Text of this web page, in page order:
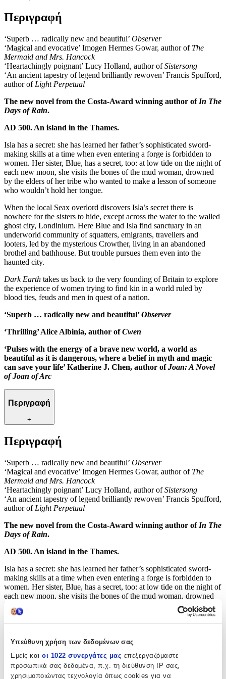
Υπεύθυνη χρήση των δεδομένων σας
Εμείς και οι 1022 συνεργάτες μας επεξεργαζόμαστε
προσωπικά σας δεδομένα, π.χ. τη διεύθυνση IP σας,
χρησιμοποιώντας τεχνολογία όπως cookies για να
Περιγραφή
‘Superb … radically new and beautiful’ Observer
‘Magical and evocative’ Imogen Hermes Gowar, author of The
Mermaid and Mrs. Hancock
‘Heartachingly poignant’ Lucy Holland, author ofSistersong
‘An ancient tapestry of legend brilliantly rewoven’ Francis Spufford,
author of Light Perpetual
The new novel from the Costa-Award winning author of In The
Days of Rain.
AD 500. An island in the Thames.
Isla has a secret: she has learned her father’s sophisticated sword-
making skills at a time when even entering a forge is forbidden to
women. Her sister, Blue, has a secret, too: at low tide on the night of
each new moon, she visits the bones of the mud woman, drowned
by the elders of her tribe who wanted to make a lesson of someone
who wouldn’t hold her tongue.
When the local Seax overlord discovers Isla’s secret there is
nowhere for the sisters to hide, except across the water to the walled
ghost city, Londinium. Here Blue and Isla find sanctuary in an
underworld community of squatters, emigrants, travellers and
looters, led by the mysterious Crowther, living in an abandoned
brothel and bathhouse. But trouble pursues them even into the
haunted city.
Dark Earth takes us back to the very founding of Britain to explore
the experience of women trying to find kin in a world ruled by
blood ties, feuds and men in quest of a nation.
‘Superb … radically new and beautiful’Observer
‘Thrilling’ Alice Albinia, author ofCwen
‘Pulses with the energy of a brave new world, a world as
beautiful as it is dangerous, where a belief in myth and magic
can save your life’ Katherine J. Chen, author ofJoan: A Novel
of Joan of Arc
Περιγραφή
+
Περιγραφή
‘Superb … radically new and beautiful’ Observer
‘Magical and evocative’ Imogen Hermes Gowar, author of The
Mermaid and Mrs. Hancock
‘Heartachingly poignant’ Lucy Holland, author ofSistersong
‘An ancient tapestry of legend brilliantly rewoven’ Francis Spufford,
author of Light Perpetual
The new novel from the Costa-Award winning author of In The
Days of Rain.
AD 500. An island in the Thames.
Isla has a secret: she has learned her father’s sophisticated sword-
making skills at a time when even entering a forge is forbidden to
women. Her sister, Blue, has a secret, too: at low tide on the night of
each new moon, she visits the bones of the mud woman, drowned
by the elders of her tribe who wanted to make a lesson of someone
who wouldn’t hold her tongue.
nowhere for the sisters to hide, except across the water to the walled
underworld community of squatters, emigrants, travellers and
looters, led by the mysterious Crowther, living in an abandoned
brothel and bathhouse. But trouble pursues them even into the